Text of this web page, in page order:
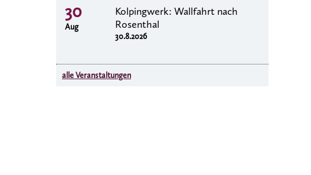
30
Aug
Kolpingwerk: Wallfahrt nach
Rosenthal
30.8.2026
alle Veranstaltungen